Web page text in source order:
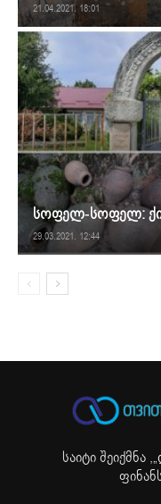
21.04.2021. 18:01
სოფელ-სოფელ:
29.03.2021. 12:44
საიტი შეიქმნა ,